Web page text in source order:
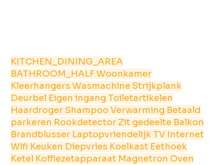
KITCHEN_DINING_AREA
BATHROOM_HALFWoonkamer
KleerhangersWasmachine Strijkplank
Deurbel Eigen ingang Toiletartikelen
Haardroger ShampooVerwarming Betaald
parkeren Rookdetector Zit gedeelte Balkon
Brandblusser Laptopvriendelijk TV Internet
Wifi Keuken Diepvries Koelkast Eethoek
Ketel Koffiezetapparaat Magnetron Oven